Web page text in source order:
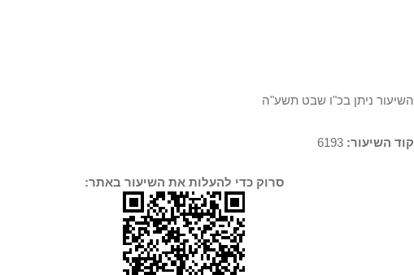
השיעור ניתן בכ"ו שבט תשע"ה
קוד השיעור:
סרוק כדי להעלות את השיעור באתר: